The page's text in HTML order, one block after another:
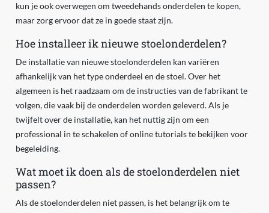
kun je ook overwegen om tweedehands onderdelen te kopen,
maar zorg ervoor dat ze in goede staat zijn.
Hoe installeer ik nieuwe stoelonderdelen?
De installatie van nieuwe stoelonderdelen kan variëren
afhankelijk van het type onderdeel en de stoel. Over het
algemeen is het raadzaam om de instructies van de fabrikant te
volgen, die vaak bij de onderdelen worden geleverd. Als je
twijfelt over de installatie, kan het nuttig zijn om een
professional in te schakelen of online tutorials te bekijken voor
begeleiding.
Wat moet ik doen als de stoelonderdelen niet
passen?
Als de stoelonderdelen niet passen, is het belangrijk om te